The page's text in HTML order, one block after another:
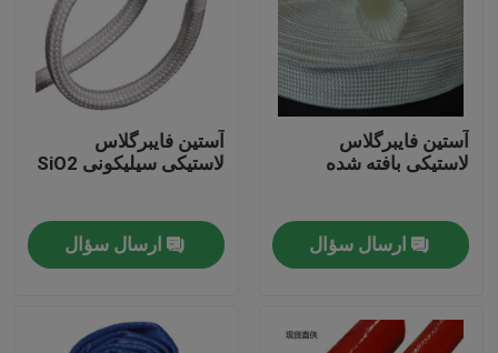
خانه
آستین فایبرگلاس
لاستیکی بافته شده
ارسال سؤال
آستین فایبرگلاس
لاستیکی سیلیکونی SiO2
ارسال سؤال